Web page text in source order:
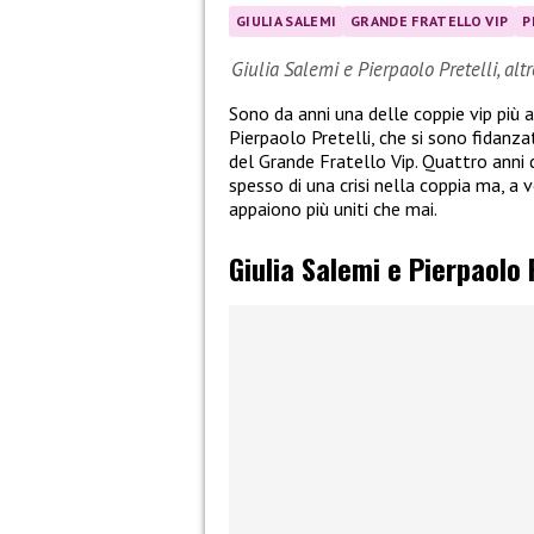
GIULIA SALEMI GRANDE FRATELLO VIP
Giulia Salemi e Pierpaolo Pretelli,
Sono da anni una delle coppie vip
Pierpaolo Pretelli, che si sono
del Grande Fratello Vip. Quattro
spesso di una crisi nella coppia ma, a
appaiono più uniti che mai.
Giulia Salemi e